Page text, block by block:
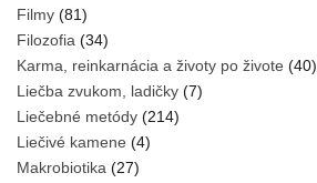
Filmy (81)
Filozofia (34)
Karma, reinkarnácia a životy po živote (40)
Liečba zvukom, ladičky (7)
Liečebné metódy (214)
Liečivé kamene (4)
Makrobiotika (27)